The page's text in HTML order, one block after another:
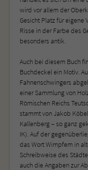
wird vor allem der
Gesicht Platz für eigene
Risse in der Farbe des
besonders antik.
Auch bei diesem Buch
Buchdeckel ein Motiv.
Fahnenschwingers
einer Sammlung von
Römischen Reichs
stammt von Jakob
Kallenberg – so ganz
IK). Auf der
das Wort Wimpfem in
Schreibweise des
auch die Angaben zur